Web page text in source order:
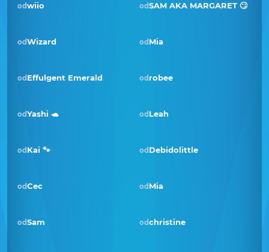
odwiio Pobjednik · kol 2021
odSAM AKA MARGARET 🙄
odWizard od Mia
od Effulgent Emerald od robee
Pobjednik · pro 2020
odYashi 🐢 od Leah
od Kai 🐾 od Debidolittle
odCec od Mia
Pobjednik · pro 2019
odSam odchristine